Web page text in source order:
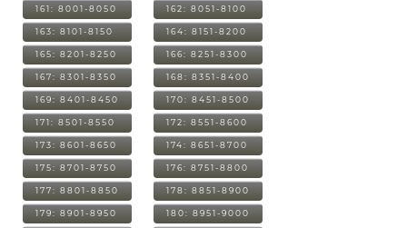
161: 8001-8050 162: 8051-8100
163: 8101-8150 164: 8151-8200
165: 8201-8250 166: 8251-8300
167: 8301-8350 168: 8351-8400
169: 8401-8450 170: 8451-8500
171: 8501-8550 172: 8551-8600
173: 8601-8650 174: 8651-8700
175: 8701-8750 176: 8751-8800
177: 8801-8850 178: 8851-8900
179: 8901-8950 180: 8951-9000